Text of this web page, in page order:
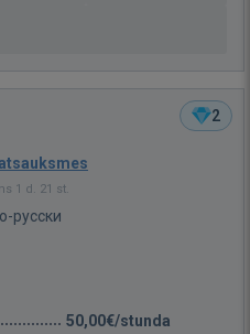
2
1 d. 21 st.
русски
50,00€/stunda